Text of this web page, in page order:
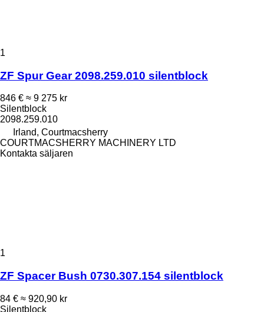
1
ZF Spur Gear 2098.259.010 silentblock
846 € ≈ 9 275 kr
Silentblock
2098.259.010
Irland, Courtmacsherry
COURTMACSHERRY MACHINERY LTD
Kontakta säljaren
1
ZF Spacer Bush 0730.307.154 silentblock
84 € ≈ 920,90 kr
Silentblock